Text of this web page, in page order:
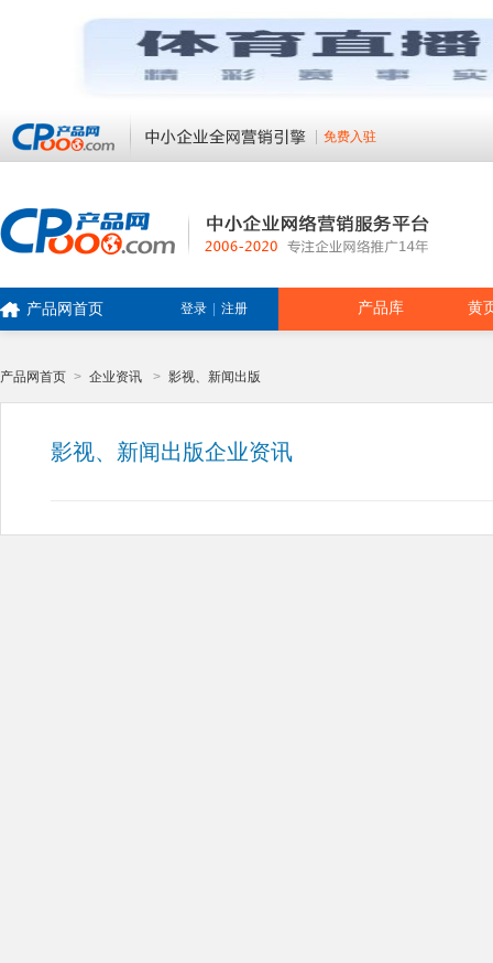
免费入驻
产品网首页 登录 注册 产品库 黄
产品网首页 > 企业资讯 > 影视、新闻出版
影视、新闻出版企业资讯